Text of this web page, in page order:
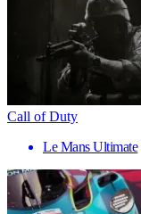
Call of Duty
Le Mans Ultimate